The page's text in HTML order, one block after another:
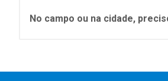
No campo ou na cidade,